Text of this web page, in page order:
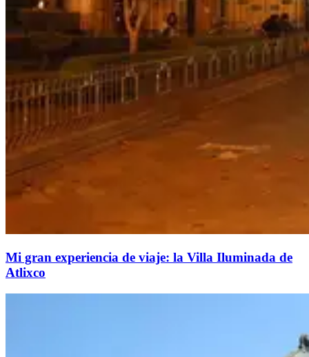
Mi gran experiencia de viaje: la Villa Iluminada de
Atlixco